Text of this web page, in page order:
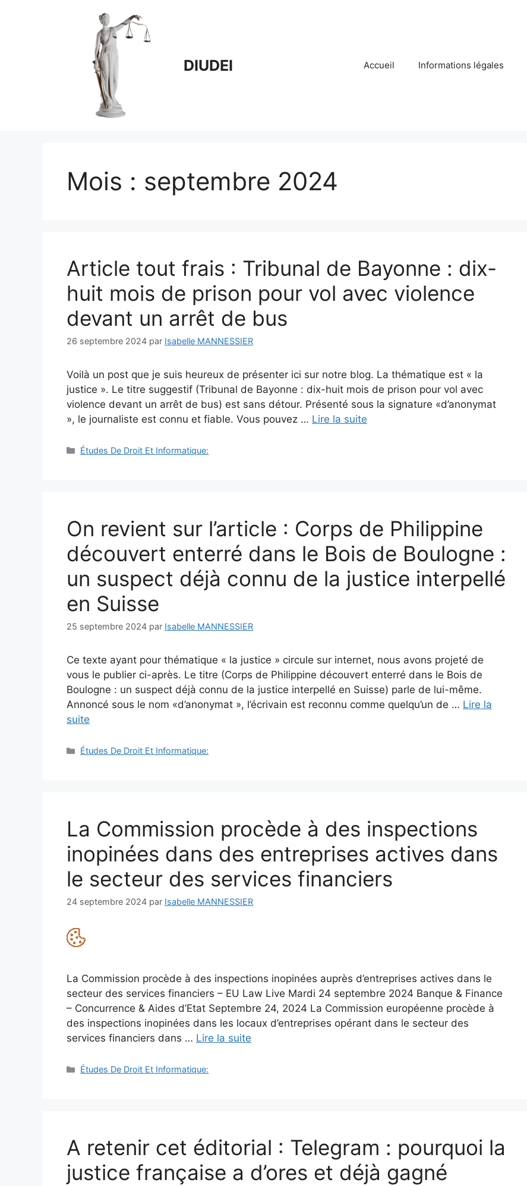
DIUDEI Accueil Informations légales
Mois : septembre 2024
Article tout frais : Tribunal de Bayonne : dix-
huit mois de prison pour vol avec violence
devant un arrêt de bus
26 septembre 2024 par Isabelle MANNESSIER
Voilà un post que je suis heureux de présenter ici sur notre blog. La thématique est « la
justice ». Le titre suggestif (Tribunal de Bayonne : dix-huit mois de prison pour vol avec
violence devant un arrêt de bus) est sans détour. Présenté sous la signature «d’anonymat
», le journaliste est connu et fiable. Vous pouvez … Lire la suite
Catégories
Études De Droit Et Informatique:
On revient sur l’article : Corps de Philippine
découvert enterré dans le Bois de Boulogne :
un suspect déjà connu de la justice interpellé
en Suisse
25 septembre 2024 par Isabelle MANNESSIER
Ce texte ayant pour thématique « la justice » circule sur internet, nous avons projeté de
vous le publier ci-après. Le titre (Corps de Philippine découvert enterré dans le Bois de
Boulogne : un suspect déjà connu de la justice interpellé en Suisse) parle de lui-même.
Annoncé sous le nom «d’anonymat », l’écrivain est reconnu comme quelqu’un de … Lire la
suite
Catégories
Études De Droit Et Informatique:
La Commission procède à des inspections
inopinées dans des entreprises actives dans
le secteur des services financiers
24 septembre 2024 par Isabelle MANNESSIER
La Commission procède à des inspections inopinées auprès d’entreprises actives dans le
secteur des services financiers – EU Law Live Mardi 24 septembre 2024 Banque & Finance
– Concurrence & Aides d’Etat Septembre 24, 2024 La Commission européenne procède à
des inspections inopinées dans les locaux d’entreprises opérant dans le secteur des
services financiers dans … Lire la suite
Catégories
Études De Droit Et Informatique:
A retenir cet éditorial : Telegram : pourquoi la
justice française a d’ores et déjà gagné